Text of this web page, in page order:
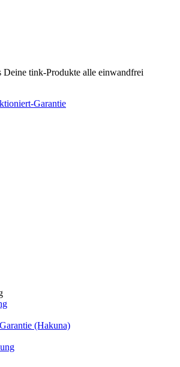
Deine tink-Produkte alle einwandfrei
Garantie
(Hakuna)